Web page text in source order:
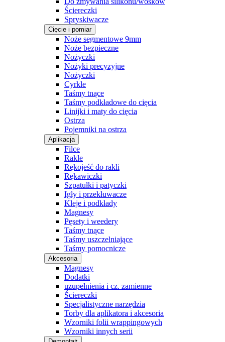
Ściereczki
Spryskiwacze
Cięcie i pomiar
Noże segmentowe 9mm
Noże bezpieczne
Nożyczki
Nożyki precyzyjne
Nożyczki
Cyrkle
Taśmy tnące
Taśmy podkładowe do cięcia
Linijki i maty do cięcia
Ostrza
Pojemniki na ostrza
Aplikacja
Filce
Rakle
Rękojeść do rakli
Rękawiczki
Szpatułki i patyczki
Igły i przekłuwacze
Kleje i podkłady
Magnesy
Pęsety i weedery
Taśmy tnące
Taśmy uszczelniające
Taśmy pomocnicze
Akcesoria
Magnesy
Dodatki
uzupełnienia i cz. zamienne
Ściereczki
Specjalistyczne narzędzia
Torby dla aplikatora i akcesoria
Wzorniki folii wrappingowych
Wzorniki innych serii